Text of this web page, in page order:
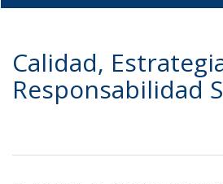
Calidad,
Responsabilidad